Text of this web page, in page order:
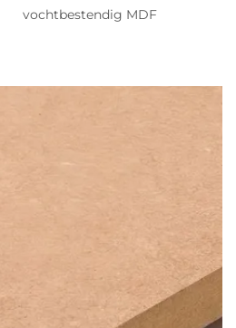
vochtbestendig MDF